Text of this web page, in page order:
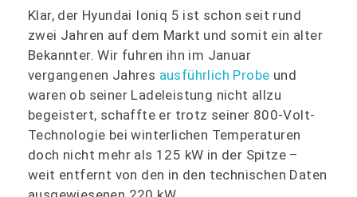
Klar, der Hyundai Ioniq 5 ist schon seit rund
zwei Jahren auf dem Markt und somit ein alter
Bekannter. Wir fuhren ihn im Januar
vergangenen Jahres ausführlich Probe und
waren ob seiner Ladeleistung nicht allzu
begeistert, schaffte er trotz seiner 800-Volt-
Technologie bei winterlichen Temperaturen
doch nicht mehr als 125 kW in der Spitze –
weit entfernt von den in den technischen Daten